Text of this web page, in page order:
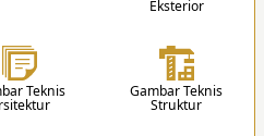
untuk Perencanaan Desain
Eksterior
Teknis Gambar Teknis
Struktur